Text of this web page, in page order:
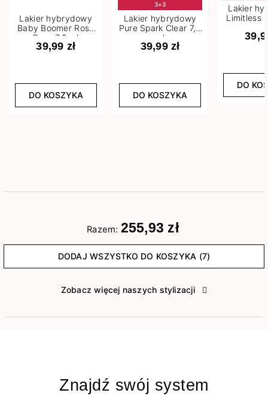
Lakier hybrydowy
Baby Boomer Rose
Base 7,2 ml
39,99 zł
DO KOSZYKA
3+3
Lakier hybrydowy
Pure Spark Clear 7,2
ml
39,99 zł
DO KOSZYKA
Lakier
Limitless
DO
Razem: 255,93 zł
DODAJ WSZYSTKO DO KOSZYKA (7)
Zobacz więcej naszych stylizacji
Znajdź swój system